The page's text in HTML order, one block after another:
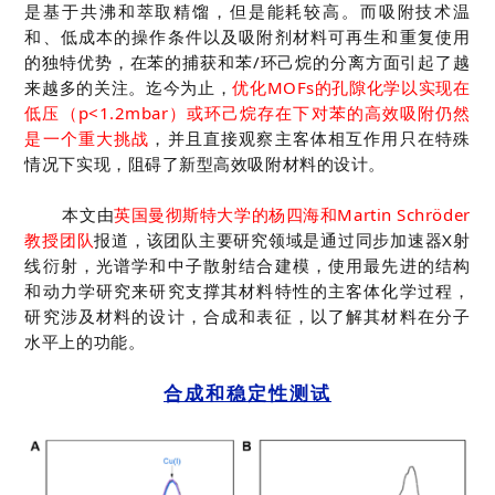
是基于共沸和萃取精馏，但是能耗较高。 而吸附技术温
和、低成本的操作条件以及吸附剂材料可再生和重复使用
的独特优势，在苯的捕获和苯/环己烷的分离方面引起了越
来越多的关注。迄今为止，优化MOFs的孔隙化学以实现在
低压（p<1.2mbar）或环己烷存在下对苯的高效吸附仍然
是一个重大挑战 ，并且直接观察主客体相互作用只在特殊
情况下实现，阻碍了新型高效吸附材料的设计。
本文由英国曼彻斯特大学的杨四海和Martin Schröder
教授团队报道，该团队 主要研究领域是通过同步加速器X射
线衍射，光谱学和中子散射结合建模，使用最先进的结构
和动力学研究来研究支撑其材料特性的主客体化学过程，
研究涉及材料的设计，合成和表征，以了解其材料在分子
水平上的功能。
合成和稳定性测试